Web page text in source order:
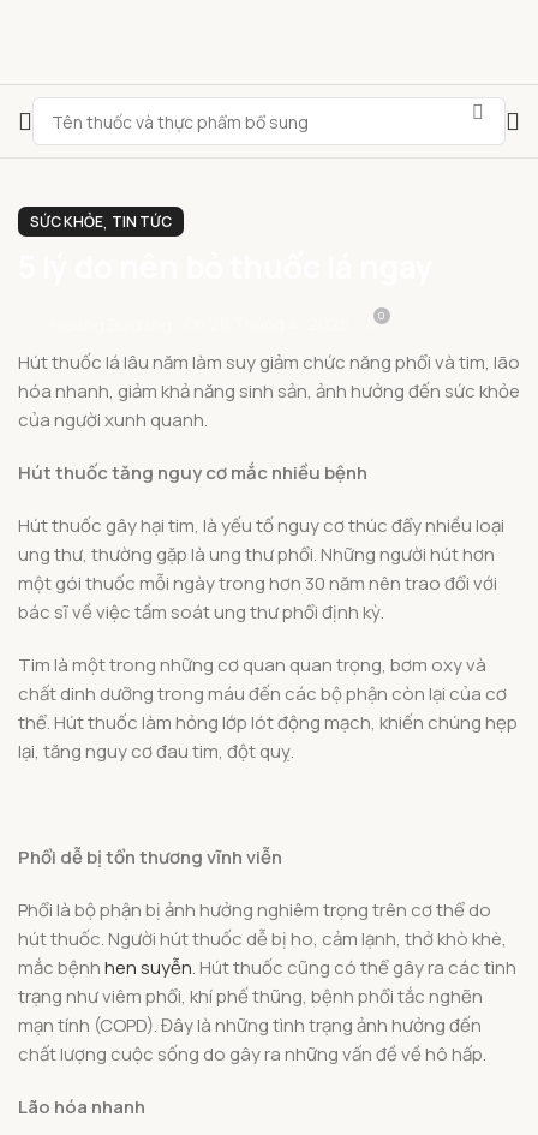
SỨC KHỎE, TIN TỨC
0
Hút thuốc lá lâu năm làm suy giảm chức năng phổi và tim, lão
hóa nhanh, giảm khả năng sinh sản, ảnh hưởng đến sức khỏe
của người xunh quanh.
Hút thuốc tăng nguy cơ mắc nhiều bệnh
Hút thuốc gây hại tim, là yếu tố nguy cơ thúc đẩy nhiều loại
ung thư, thường gặp là ung thư phổi. Những người hút hơn
một gói thuốc mỗi ngày trong hơn 30 năm nên trao đổi với
bác sĩ về việc tầm soát ung thư phổi định kỳ.
Tim là một trong những cơ quan quan trọng, bơm oxy và
chất dinh dưỡng trong máu đến các bộ phận còn lại của cơ
thể. Hút thuốc làm hỏng lớp lót động mạch, khiến chúng hẹp
lại, tăng nguy cơ đau tim, đột quỵ.
Phổi dễ bị tổn thương vĩnh viễn
Phổi là bộ phận bị ảnh hưởng nghiêm trọng trên cơ thể do
hút thuốc. Người hút thuốc dễ bị ho, cảm lạnh, thở khò khè,
mắc bệnhhen suyễn. Hút thuốc cũng có thể gây ra các tình
trạng như viêm phổi, khí phế thũng, bệnh phổi tắc nghẽn
mạn tính (COPD). Đây là những tình trạng ảnh hưởng đến
chất lượng cuộc sống do gây ra những vấn đề về hô hấp.
Lão hóa nhanh